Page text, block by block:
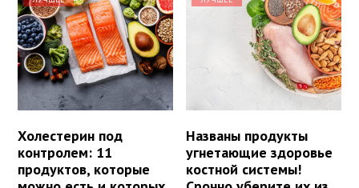
Холестерин под
контролем: 11
продуктов, которые
Названы продукты
угнетающие здоровье
костной системы!